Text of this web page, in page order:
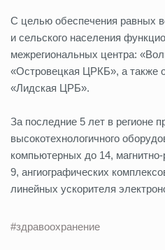
С целью обеспечения равных
и сельского населения
межрегиональных центра:
«Островецкая ЦРКБ», а также
«Лидская ЦРБ».
За последние 5 лет в регионе
высокотехнологичного
компьютерных до 14,
9, ангиографических
линейных ускорителя
#здравоохранение